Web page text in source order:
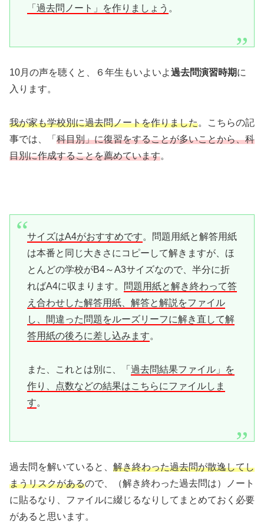
「過去問ノート」を作りましょう 。
10月の声を聴くと、６年生もいよいよ過去問演習時期に
入ります。
我が家も学校別に過去問ノートを作りました。こちらの記
事では、「 科目別」に復習をすることが多いことから、科
目別に作成することを薦めています。
サイズはA4がおすすめです。問題用紙と解答用紙
は本番と同じ大きさにコピーして解きますが、ほ
とんどの学校がB4～A3サイズなので、半分に折
ればA4に収まります。
問題用紙と解き終わって答
え合わせした解答用紙、解答と解説をファイル
し、間違った問題をルーズリーフに解き直して解
答用紙の後ろに差し込みます。
また、これとは別に、「 過去問結果ファイル」を
作り、点数などの結果はこちらにファイルしま
す。
過去問を解いていると、 解き終わった過去問が散逸してし
まうリスクがあるので、（解き終わった過去問は）ノート
に貼るなり、ファイルに綴じるなりしてまとめておく必要
があると思います。